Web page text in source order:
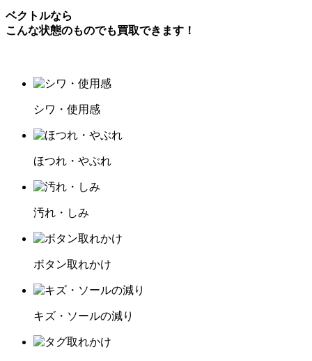
ベクトルなら
こんな状態のものでも買取できます！
シワ・使用感
ほつれ・やぶれ
汚れ・しみ
ボタン取れかけ
キズ・ソールの減り